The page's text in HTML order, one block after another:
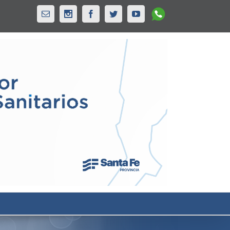
Email InstagramFacebookTwitterYoutubeWhatsapp